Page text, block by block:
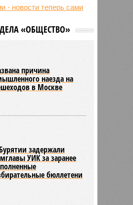
разработку
кибератаки на Hugging
«ОБЩЕСТВО»
причина
наезда на
в Москве
задержали
УИК за заранее
бюллетени